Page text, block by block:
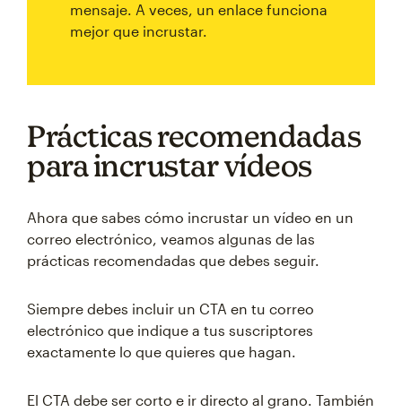
mensaje. A veces, un enlace funciona
mejor que incrustar.
Prácticas recomendadas
para incrustar vídeos
Ahora que sabes cómo incrustar un vídeo en un
correo electrónico, veamos algunas de las
prácticas recomendadas que debes seguir.
Siempre debes incluir un CTA en tu correo
electrónico que indique a tus suscriptores
exactamente lo que quieres que hagan.
El CTA debe ser corto e ir directo al grano. También